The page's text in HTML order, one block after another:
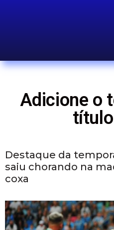
Adicione o
Destaque da
saiu chorando na
coxa